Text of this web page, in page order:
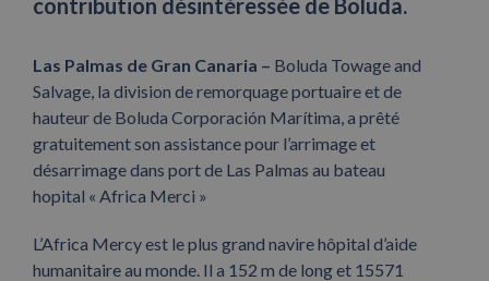
contribution désintéressée de Boluda.
Las Palmas de Gran Canaria – Boluda Towage and
Salvage, la division de remorquage portuaire et de
hauteur de Boluda Corporación Marítima, a prêté
gratuitement son assistance pour l’arrimage et
désarrimage dans port de Las Palmas au bateau
hopital « Africa Merci »
L’Africa Mercy est le plus grand navire hôpital d’aide
humanitaire au monde. Il a 152 m de long et 15571